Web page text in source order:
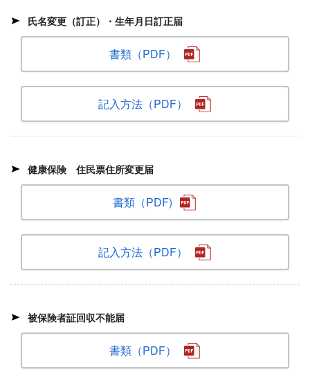
氏名変更（訂正）・生年月日訂正届
書類（PDF）
記入方法（PDF）
健康保険 住民票住所変更届
書類（PDF)
記入方法（PDF）
被保険者証回収不能届
書類（PDF）